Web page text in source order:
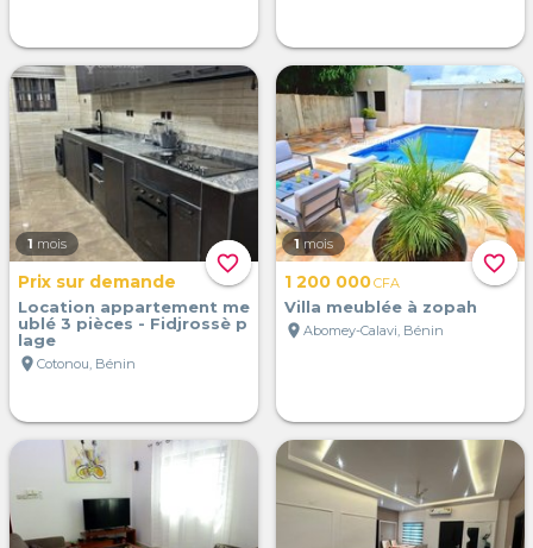
favorite_border
1 mois
Prix sur demande
Location appartement me
ublé 3 pièces - Fidjrossè p
lage
location_on Cotonou, Bénin
favorite_border
1 mois
1 200 000CFA
Villa meublée à zopah
location_on Abomey-Calavi, Bénin